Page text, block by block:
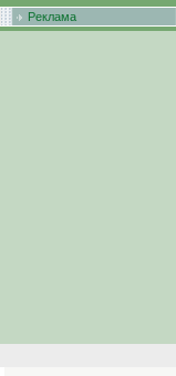
Реклама